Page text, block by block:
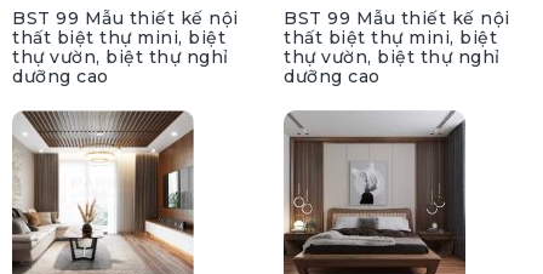
BST 99 Mẫu thiết kế nội
thất biệt thự mini, biệt
thự vườn, biệt thự nghỉ
dưỡng cao
BST 99 Mẫu thiết kế nội
thất biệt thự mini, biệt
thự vườn, biệt thự nghỉ
dưỡng cao